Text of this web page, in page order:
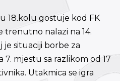
18.kolu gostuje kod FK
trenutno nalazi na 14.
situaciji borbe za
7. mjestu sa razlikom od 17
Utakmica se igra